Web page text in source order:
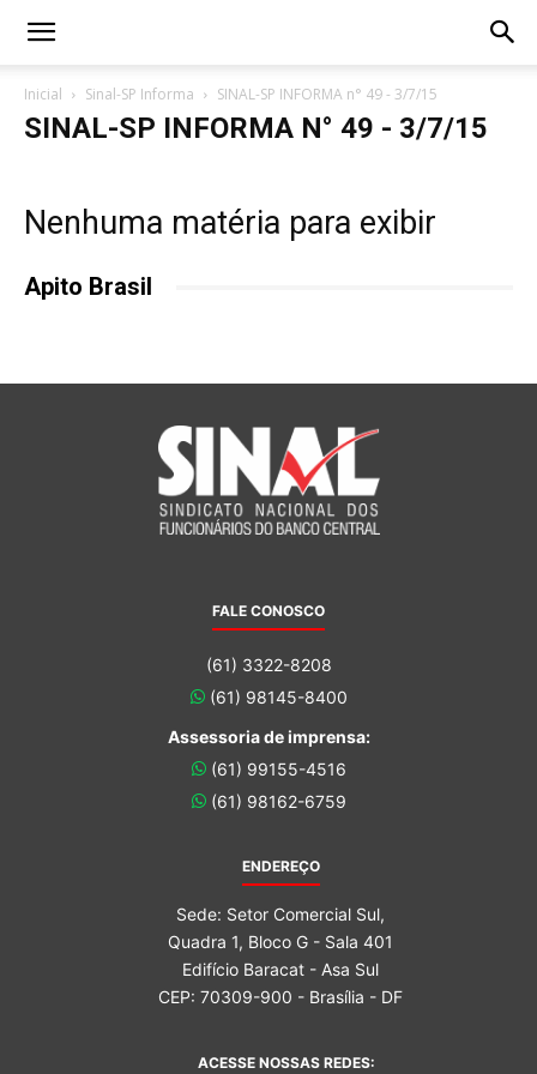
Inicial Sinal-SP Informa SINAL-SP INFORMA n° 49 - 3/7/15
SINAL-SP INFORMA N° 49 - 3/7/15
Nenhuma matéria para exibir
Apito Brasil
FALE CONOSCO
(61) 3322-8208
(61) 98145-8400
Assessoria de imprensa:
(61) 99155-4516
(61) 98162-6759
ENDEREÇO
Sede: Setor Comercial Sul,
Quadra 1, Bloco G - Sala 401
Edifício Baracat - Asa Sul
CEP: 70309-900 - Brasília - DF
ACESSE NOSSAS REDES: